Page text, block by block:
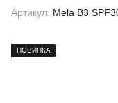
Артикул: Mela B3
НОВИНКА